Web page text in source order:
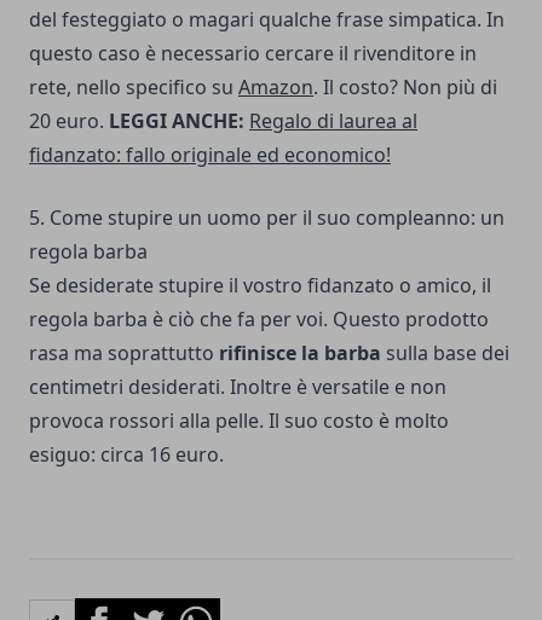
del festeggiato o magari qualche frase simpatica. In
questo caso è necessario cercare il rivenditore in
rete, nello specifico su Amazon. Il costo? Non più di
20 euro. LEGGI ANCHE: Regalo di laurea al
fidanzato: fallo originale ed economico!
5. Come stupire un uomo per il suo compleanno: un
regola barba
Se desiderate stupire il vostro fidanzato o amico, il
regola barba è ciò che fa per voi. Questo prodotto
rasa ma soprattutto rifinisce la barba sulla base dei
centimetri desiderati. Inoltre è versatile e non
provoca rossori alla pelle. Il suo costo è molto
esiguo: circa 16 euro.
FacebookTwitterWhatsapp